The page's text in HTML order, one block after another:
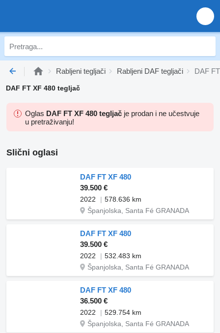
Rabljeni tegljači Rabljeni DAF tegljači DAF
DAF FT XF 480 tegljač
Oglas DAF FT XF 480 tegljač je prodan i ne učestvuje
u pretraživanju!
Slični oglasi
DAF FT XF 480
39.500 €
2022
578.636 km
Španjolska, Santa Fé GRANADA
DAF FT XF 480
39.500 €
2022
532.483 km
Španjolska, Santa Fé GRANADA
DAF FT XF 480
36.500 €
2022
529.754 km
Španjolska, Santa Fé GRANADA